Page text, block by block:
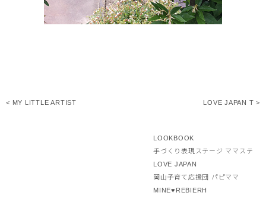
< MY LITTLE ARTIST LOVE JAPAN T >
LOOKBOOK
手づくり表現ステージ ママステ
LOVE JAPAN
岡山子育て応援団 パピママ
MINE♥REBIERH